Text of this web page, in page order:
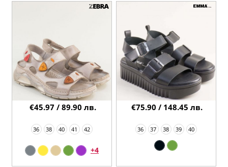
36 38 40 41 42
+4
€45.97 / 89.90 лв.
36 37 38 39 40
€75.90 / 148.45 лв.